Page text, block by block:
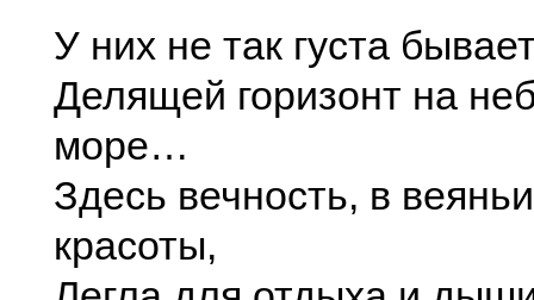
У них не так густа
Делящей горизонт на
море…
Здесь вечность, в
красоты,